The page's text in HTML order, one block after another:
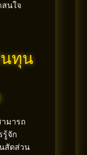
สนใจ
นทุน
มารถ
รู้จัก
นสัดส่วน